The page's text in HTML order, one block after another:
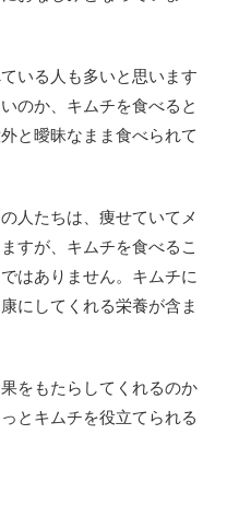
いる人も多いと思います
のか、キムチを食べると
と曖昧なまま食べられて
人たちは、痩せていてメ
すが、キムチを食べるこ
はありません。キムチに
にしてくれる栄養が含ま
をもたらしてくれるのか
とキムチを役立てられる